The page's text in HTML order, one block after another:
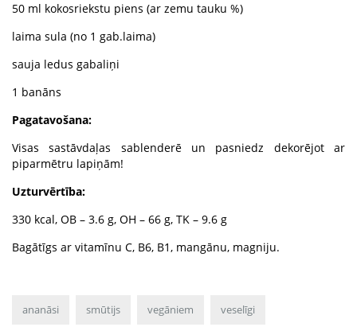
50 ml kokosriekstu piens (ar zemu tauku %)
laima sula (no 1 gab.laima)
sauja ledus gabaliņi
1 banāns
Pagatavošana:
Visas sastāvdaļas sablenderē un pasniedz dekorējot ar
piparmētru lapiņām!
Uzturvērtība:
330 kcal, OB – 3.6 g, OH – 66 g, TK – 9.6 g
Bagātīgs ar vitamīnu C, B6, B1, mangānu, magniju.
ananāsi smūtijs vegāniem veselīgi